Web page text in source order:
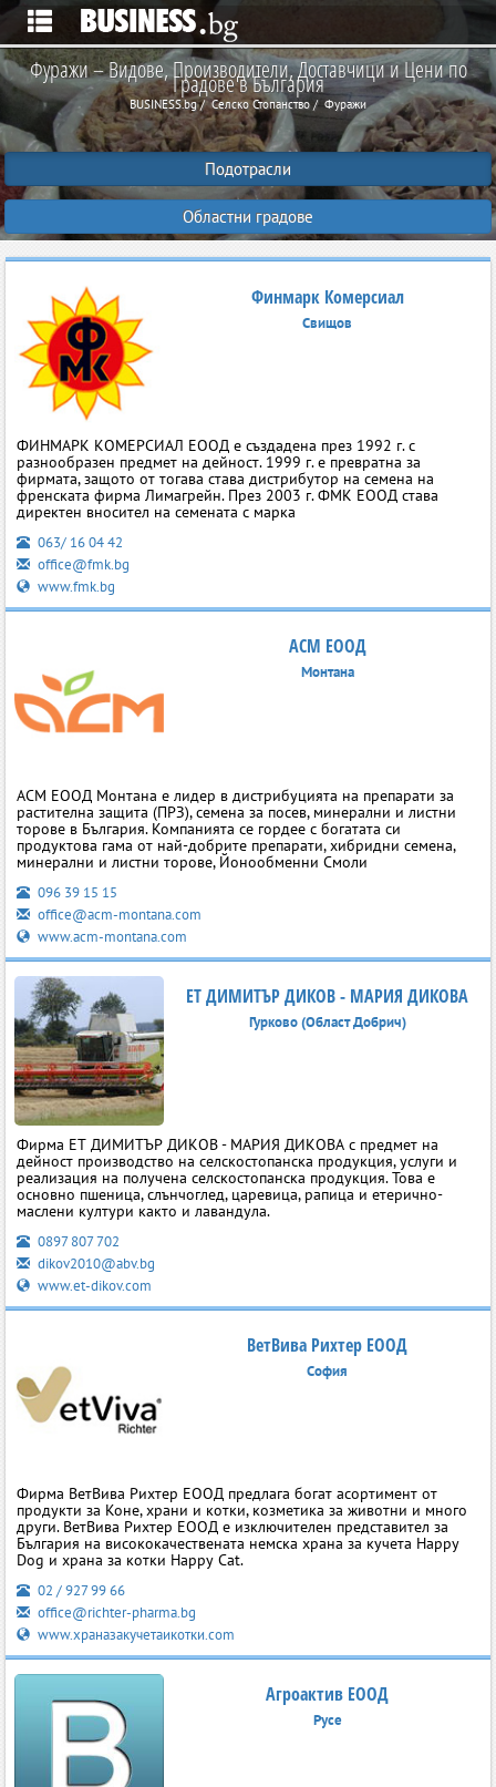
Фуражи – Видове, Производители, Доставчици и Цени по
Градове в България
BUSINESS.bg Селско Стопанство Фуражи
Подотрасли
Областни градове
Финмарк Комерсиал
Свищов
ФИНМАРК КОМЕРСИАЛ ЕООД е създадена през 1992 г. с
разнообразен предмет на дейност. 1999 г. е превратна за
фирмата, защото от тогава става дистрибутор на семена на
френската фирма Лимагрейн. През 2003 г. ФМК ЕООД става
директен вносител на семената с марка
063/ 16 04 42
office@fmk.bg
www.fmk.bg
ACM ЕООД
Монтана
АСМ ЕООД Монтана е лидер в дистрибуцията на препарати за
растителна защита (ПРЗ), семена за посев, минерални и листни
торове в България. Компанията се гордее с богатата си
продуктова гама от най-добрите препарати, хибридни семена,
минерални и листни торове, Йонообменни Смоли
096 39 15 15
office@acm-montana.com
www.acm-montana.com
ЕТ ДИМИТЪР ДИКОВ - МАРИЯ ДИКОВА
Гурково (Област Добрич)
Фирма ЕТ ДИМИТЪР ДИКОВ - МАРИЯ ДИКОВА с предмет на
дейност производство на селскостопанска продукция, услуги и
реализация на получена селскостопанска продукция. Това е
основно пшеница, слънчоглед, царевица, рапица и етерично-
маслени култури както и лавандула.
0897 807 702
dikov2010@abv.bg
www.et-dikov.com
ВетВива Рихтер ЕООД
София
Фирма ВетВива Рихтер ЕООД предлага богат асортимент от
продукти за Коне, храни и котки, козметика за животни и много
други. ВетВива Рихтер ЕООД е изключителен представител за
България на висококачествената немска храна за кучета Happy
Dog и храна за котки Happy Cat.
02 / 927 99 66
office@richter-pharma.bg
www.храназакучетаикотки.com
Агроактив ЕООД
Русе